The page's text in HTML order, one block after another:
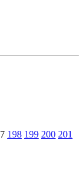
198 199 200 201